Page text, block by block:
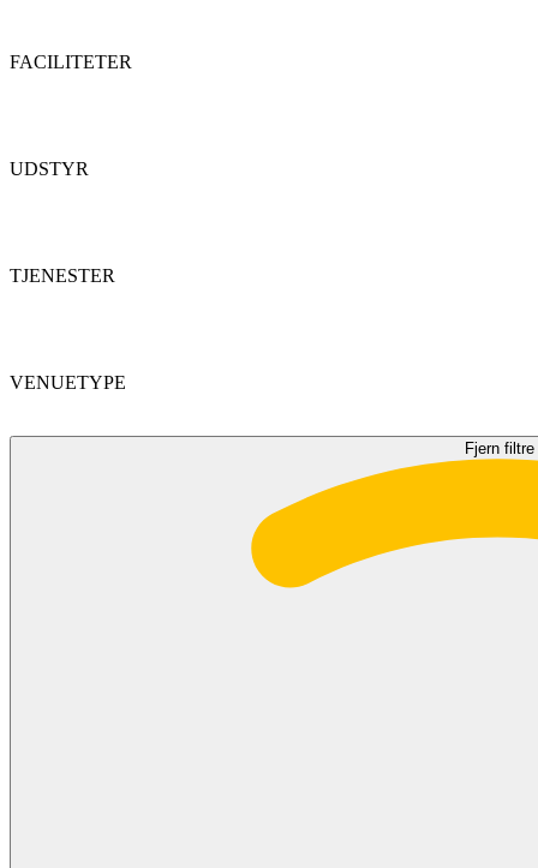
FACILITETER
UDSTYR
TJENESTER
VENUETYPE
Fjern filtre